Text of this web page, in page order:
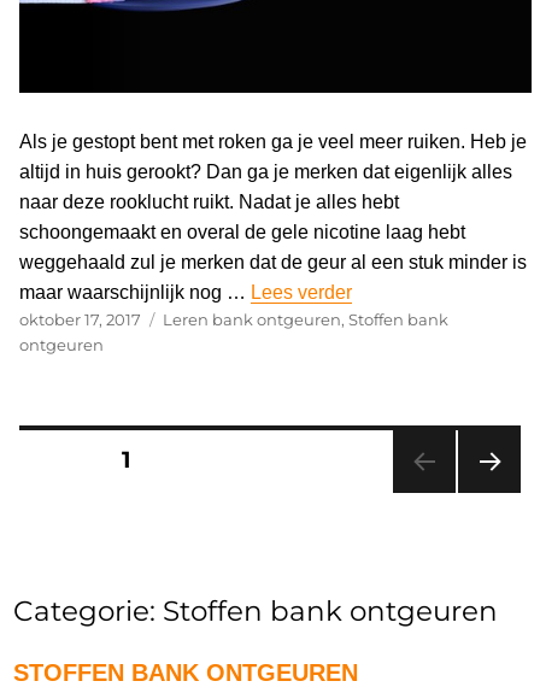
Als je gestopt bent met roken ga je veel meer ruiken. Heb je
altijd in huis gerookt? Dan ga je merken dat eigenlijk alles
naar deze rooklucht ruikt. Nadat je alles hebt
schoongemaakt en overal de gele nicotine laag hebt
weggehaald zul je merken dat de geur al een stuk minder is
maar waarschijnlijk nog … Lees verder“Rooklucht
Geplaatst
op
oktober 17, 2017 Categorieën
Leren bank ontgeuren, Stoffen bank
ontgeuren
Berichten
PAGINA1
Categorie: Stoffen bank ontgeuren
STOFFEN BANK ONTGEUREN